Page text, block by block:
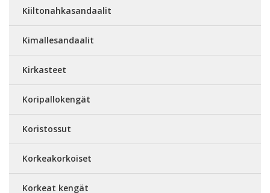
Kiiltonahkasandaalit
Kimallesandaalit
Kirkasteet
Koripallokengät
Koristossut
Korkeakorkoiset
Korkeat kengät